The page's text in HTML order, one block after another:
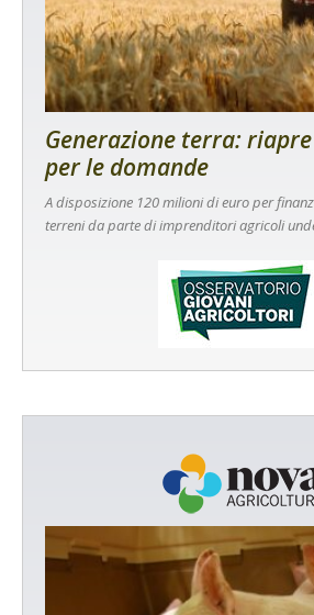
Generazione terra:
per le domande
A disposizione 120 milioni di euro per
terreni da parte di imprenditori agricoli